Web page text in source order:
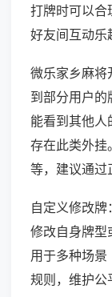
打牌时可以合
好友间互动乐
微乐家乡麻将
到部分用户的
能看到其他人
存在此类外挂
等，建议通过
自定义修改牌
修改自身牌型
用于多种场
规则，维护公